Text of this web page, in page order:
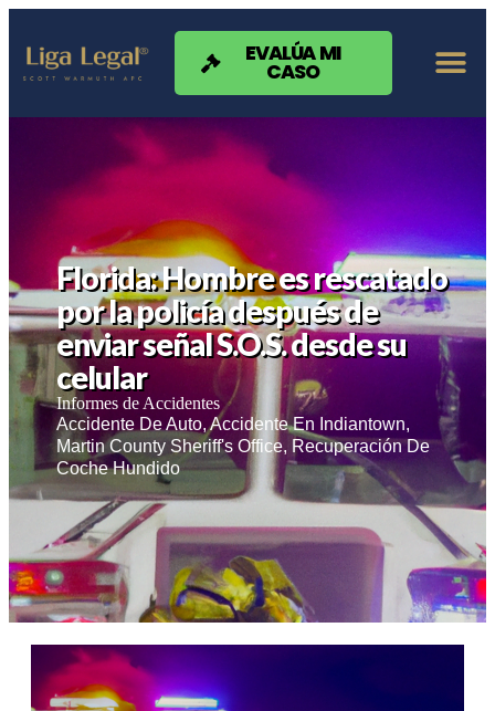
Nota:
sitio
web
accesibilidad.
EVALÚA MI
CASO
Florida: Hombre es rescatado
por la policía después de
enviar señal S.O.S. desde su
celular
Informes de Accidentes
Accidente De Auto,Accidente En Indiantown,
Martin County Sheriff's Office, Recuperación De
Coche Hundido